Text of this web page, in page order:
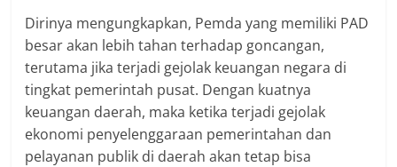
Dirinya mengungkapkan, Pemda yang memiliki PAD
besar akan lebih tahan terhadap goncangan,
terutama jika terjadi gejolak keuangan negara di
tingkat pemerintah pusat. Dengan kuatnya
keuangan daerah, maka ketika terjadi gejolak
ekonomi penyelenggaraan pemerintahan dan
pelayanan publik di daerah akan tetap bisa